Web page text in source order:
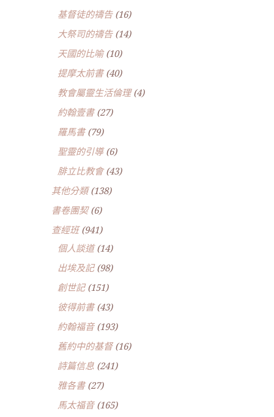
基督徒的禱告(16)
大祭司的禱告(14)
天國的比喻(10)
提摩太前書(40)
教會屬靈生活倫理(4)
約翰壹書(27)
羅馬書(79)
聖靈的引導(6)
腓立比教會(43)
其他分類(138)
書卷團契(6)
查經班(941)
個人談道(14)
出埃及記(98)
創世記(151)
彼得前書(43)
約翰福音(193)
舊約中的基督(16)
詩篇信息 (241)
雅各書(27)
馬太福音(165)